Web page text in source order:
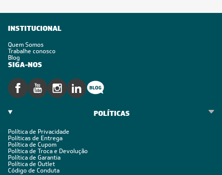
INSTITUCIONAL
Quem Somos
Trabalhe conosco
Blog
SIGA-NOS
POLÍTICAS
Política de Privacidade
Políticas de Entrega
Política de Cupom
Política de Troca e Devolução
Política de Garantia
Política de Outlet
Código de Conduta